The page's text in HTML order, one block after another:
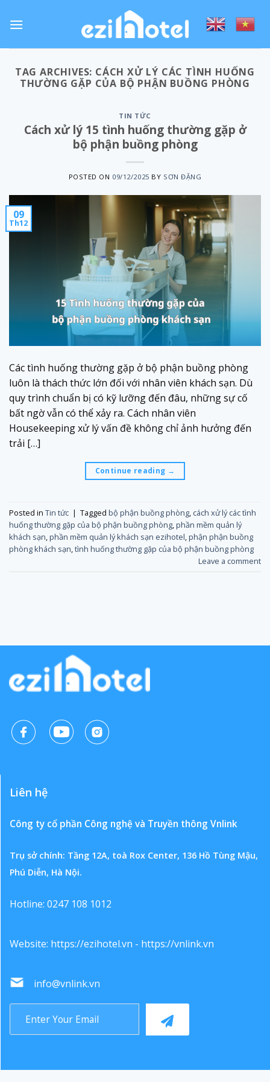
TAG ARCHIVES: CÁCH XỬ LÝ CÁC TÌNH HUỐNG
THƯỜNG GẶP CỦA BỘ PHẬN BUỒNG PHÒNG
TIN TỨC
Cách xử lý 15 tình huống thường gặp ở
bộ phận buồng phòng
POSTED ON 09/12/2025 BY SƠN ĐẶNG
09
Th12
Các tình huống thường gặp ở bộ phận buồng phòng
luôn là thách thức lớn đối với nhân viên khách sạn. Dù
quy trình chuẩn bị có kỹ lưỡng đến đâu, những sự cố
bất ngờ vẫn có thể xảy ra. Cách nhân viên
Housekeeping xử lý vấn đề không chỉ ảnh hưởng đến
trải […]
Continue reading →
Posted in Tin tức | Tagged bộ phận buồng phòng, cách xử lý các tình
huống thường gặp của bộ phận buồng phòng,phần mềm quản lý
khách sạn,phần mềm quản lý khách sạn ezihotel,phận phận buồng
phòng khách sạn,tình huống thường gặp của bộ phận buồng phòng
Leave a comment
Liên hệ
Công ty cổ phần Công nghệ và Truyền thông Vnlink
Trụ sở chính: Tầng 12A, toà Rox Center, 136 Hồ Tùng Mậu,
Phú Diễn, Hà Nội.
Hotline: 0247 108 1012
Website: https://ezihotel.vn - https://vnlink.vn
info@vnlink.vn